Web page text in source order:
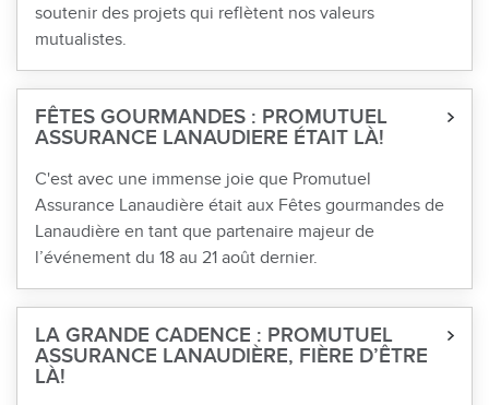
soutenir des projets qui reflètent nos valeurs
mutualistes.
FÊTES GOURMANDES : PROMUTUEL
ASSURANCE LANAUDIERE ÉTAIT LÀ!
C'est avec une immense joie que Promutuel
Assurance Lanaudière était aux Fêtes gourmandes de
Lanaudière en tant que partenaire majeur de
l’événement du 18 au 21 août dernier.
LA GRANDE CADENCE : PROMUTUEL
ASSURANCE LANAUDIÈRE, FIÈRE D’ÊTRE
LÀ!